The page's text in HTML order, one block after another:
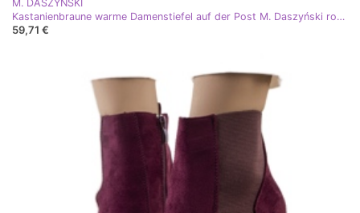
M. DASZYŃSKI
Kastanienbraune warme Damenstiefel auf der Post M. Daszyński rotwein
59,71 €